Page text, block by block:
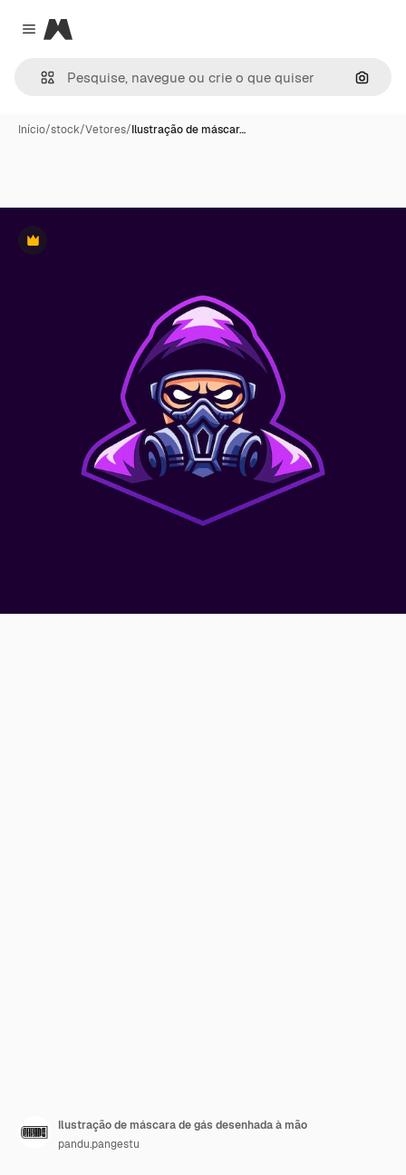
Close menu
Magnific
Início/stock/Vetores/Ilustração de máscar…
Premium
Ilustração de máscara de gás desenhada à mão
pandu.pangestu